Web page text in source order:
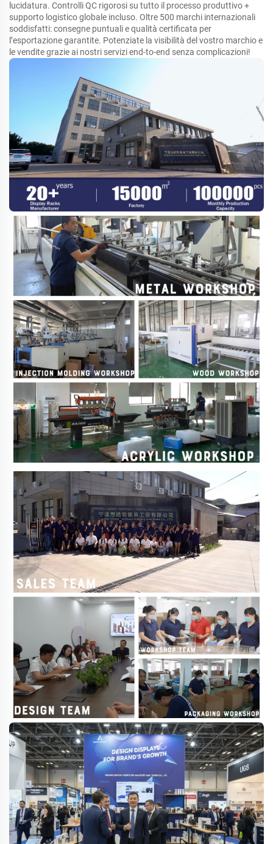
lucidatura. Controlli QC rigorosi su tutto il processo produttivo +
supporto logistico globale incluso. Oltre 500 marchi internazionali
soddisfatti: consegne puntuali e qualità certificata per
l’esportazione garantite. Potenziate la visibilità del vostro marchio e
le vendite grazie ai nostri servizi end-to-end senza complicazioni!